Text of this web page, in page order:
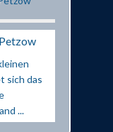
sich das
...